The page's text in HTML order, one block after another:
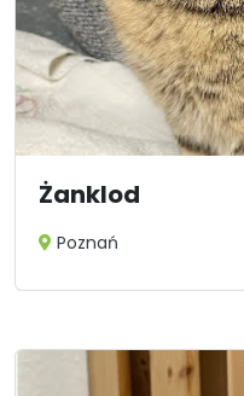
Żanklod
Poznań